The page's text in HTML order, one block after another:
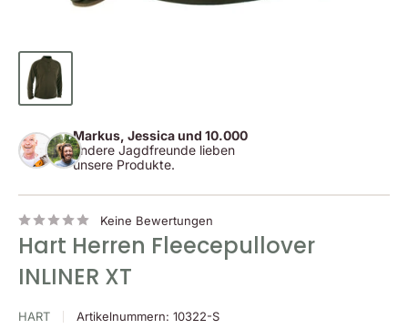
Markus, Jessica und 10.000
andere Jagdfreunde lieben
unsere Produkte.
Keine Bewertungen
Hart Herren Fleecepullover
INLINER XT
HART Artikelnummern: 10322-S